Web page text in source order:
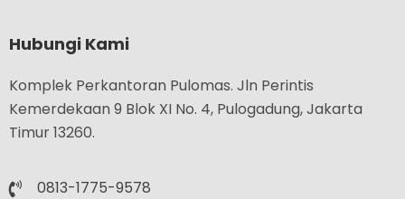
Hubungi Kami
Komplek Perkantoran Pulomas. Jln Perintis
Kemerdekaan 9 Blok XI No. 4, Pulogadung, Jakarta
Timur 13260.
0813-1775-9578